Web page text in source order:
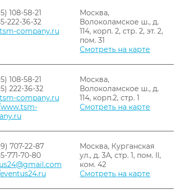
108-58-21
222-36-32
company.ru
Москва,
Волоколамское ш., д.
114, корп. 2, стр. 2, эт. 2,
пом. 31
Смотреть на карте
108-58-21
222-36-32
company.ru
Москва,
Волоколамское ш., д.
114, корп.2, стр. 1
Смотреть на карте
707-22-87
771-70-80
Москва, Курганская
ул., д. 3А, стр. 1, пом. II,
ком. 42
Смотреть на карте